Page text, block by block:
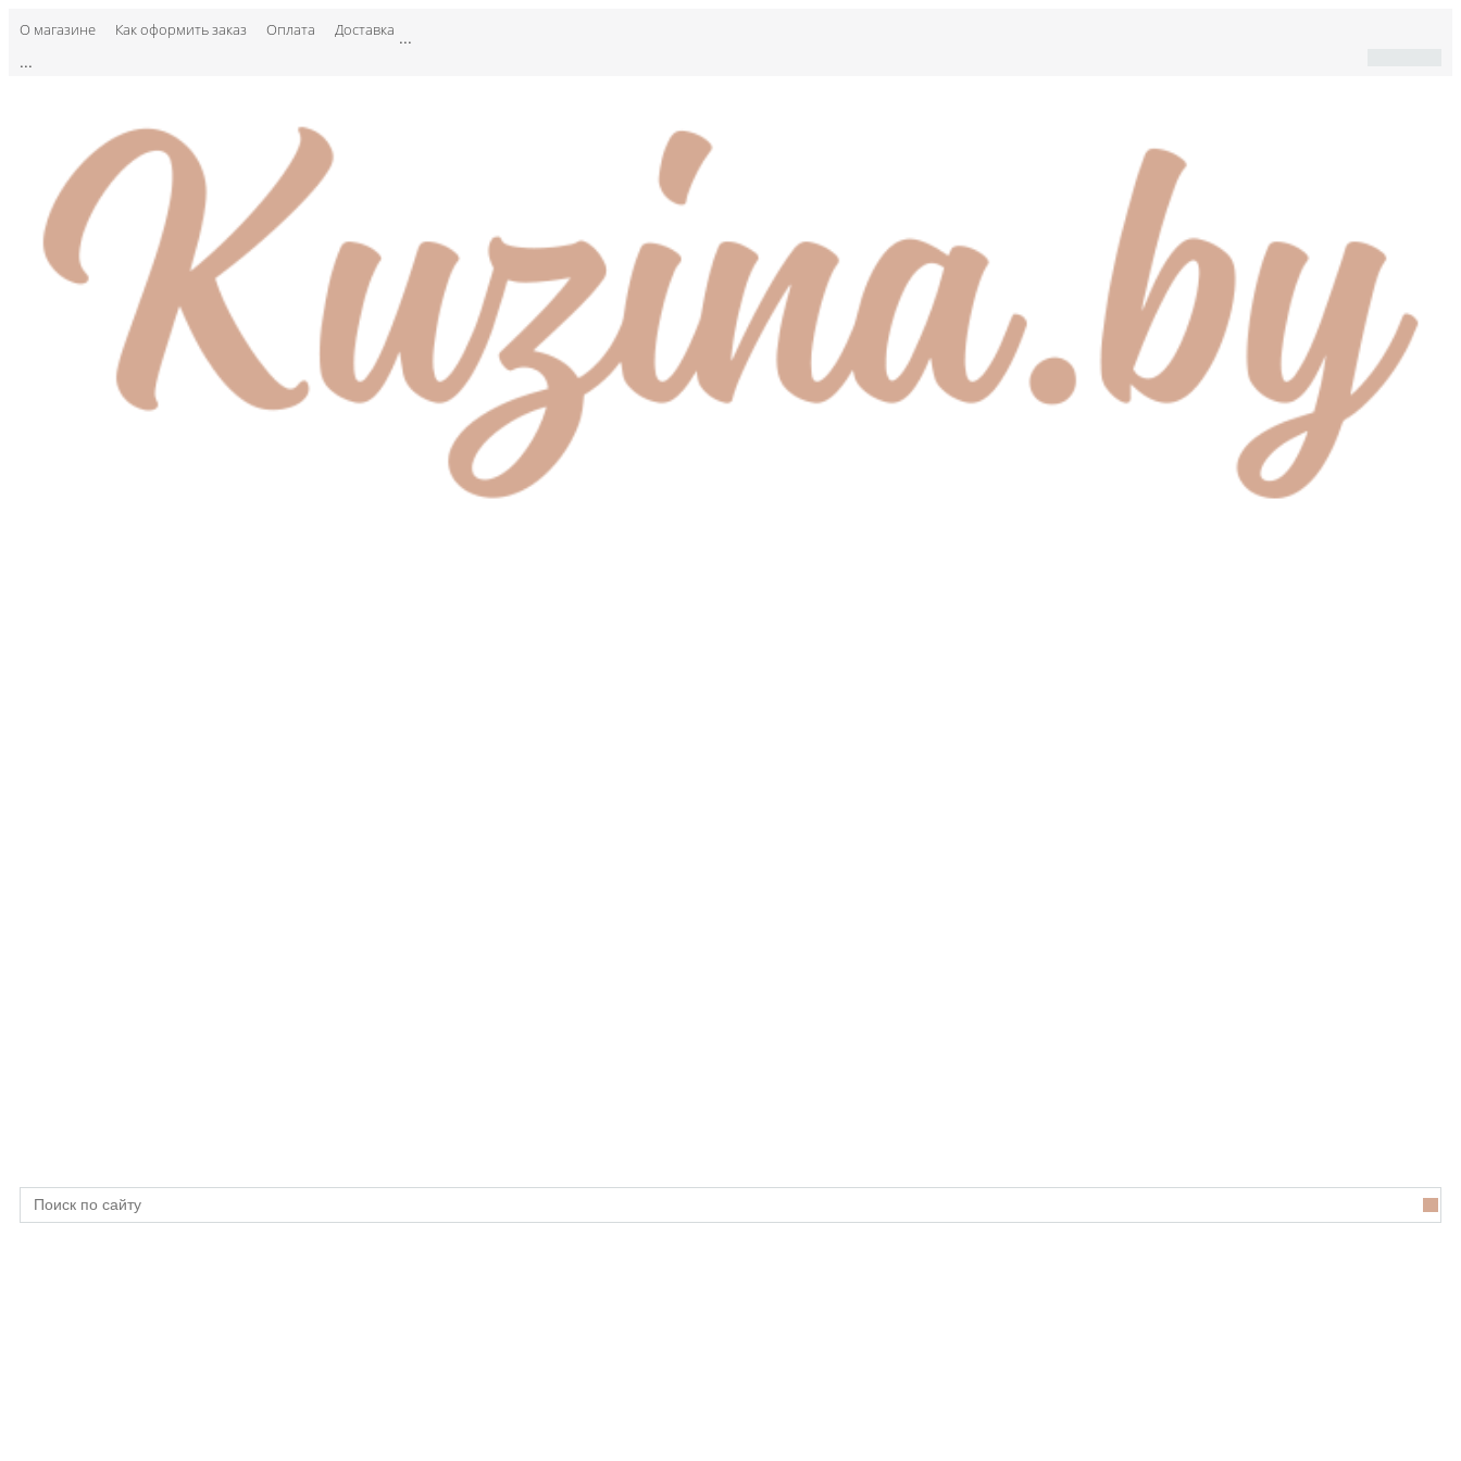
О магазине Как оформить заказ Оплата Доставка ...
...